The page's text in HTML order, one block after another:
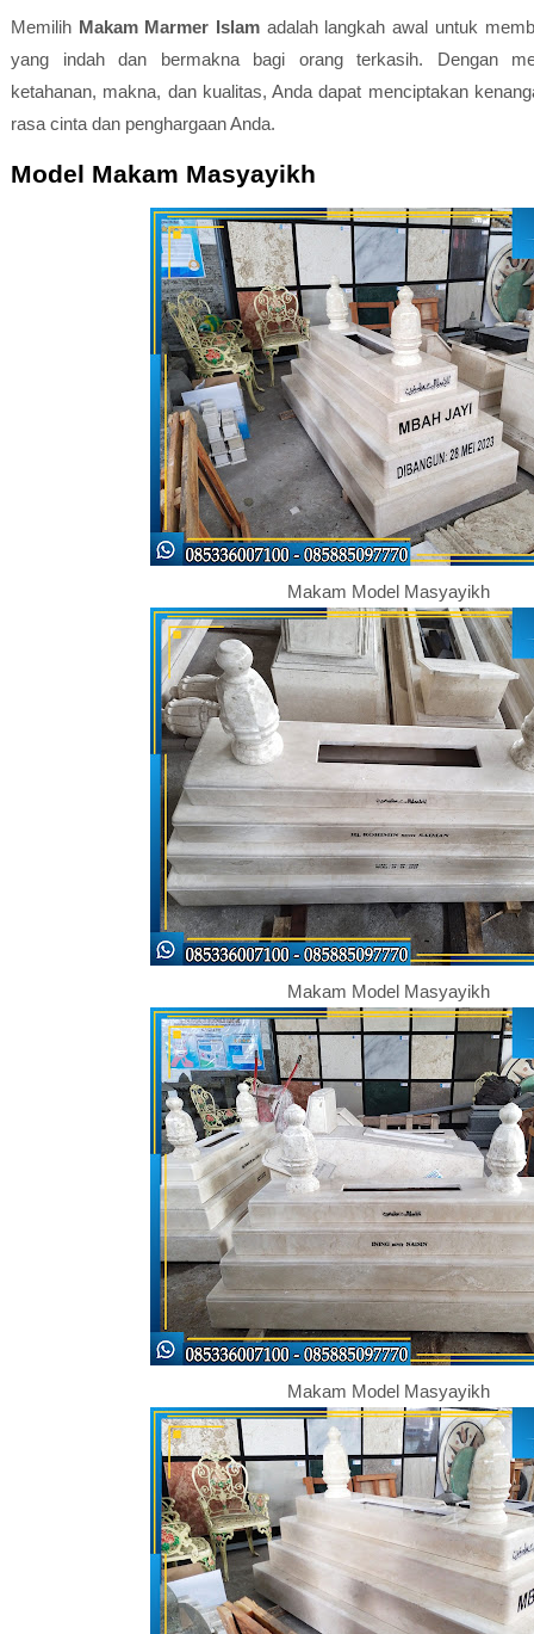
Memilih Makam Marmer Islam adalah langkah awal untuk
yang indah dan bermakna bagi orang terkasih. Dengan
ketahanan, makna, dan kualitas, Anda dapat menciptakan
rasa cinta dan penghargaan Anda.
Model Makam Masyayikh
Makam Model Masyayikh
Makam Model Masyayikh
Makam Model Masyayikh